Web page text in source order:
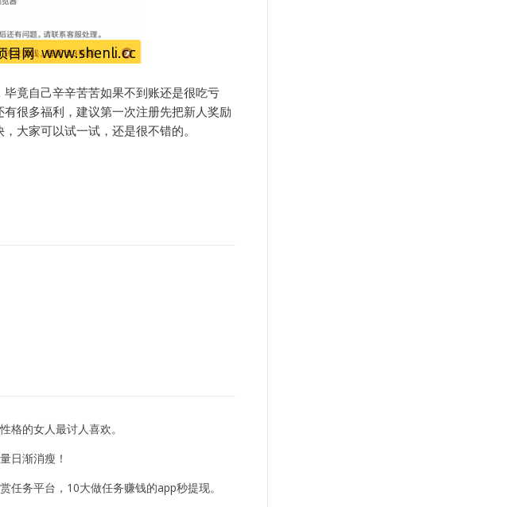
竟自己辛辛苦苦如果不到账还是很吃亏
很多福利，建议第一次注册先把新人奖励
大家可以试一试，还是很不错的。
格的女人最讨人喜欢。
日渐消瘦！
任务平台，10大做任务赚钱的app秒提现。